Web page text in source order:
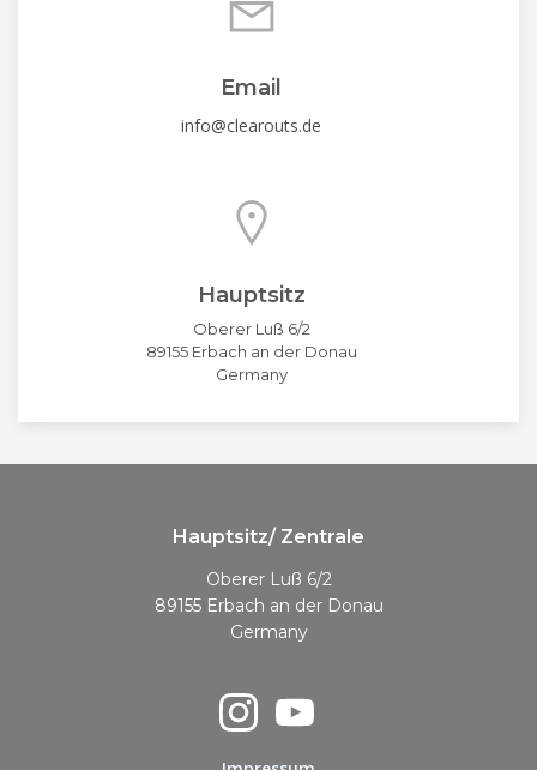
Email
info@clearouts.de
Hauptsitz
Oberer Luß 6/2
89155 Erbach an der Donau
Germany
Hauptsitz/ Zentrale
Oberer Luß 6/2
89155 Erbach an der Donau
Germany